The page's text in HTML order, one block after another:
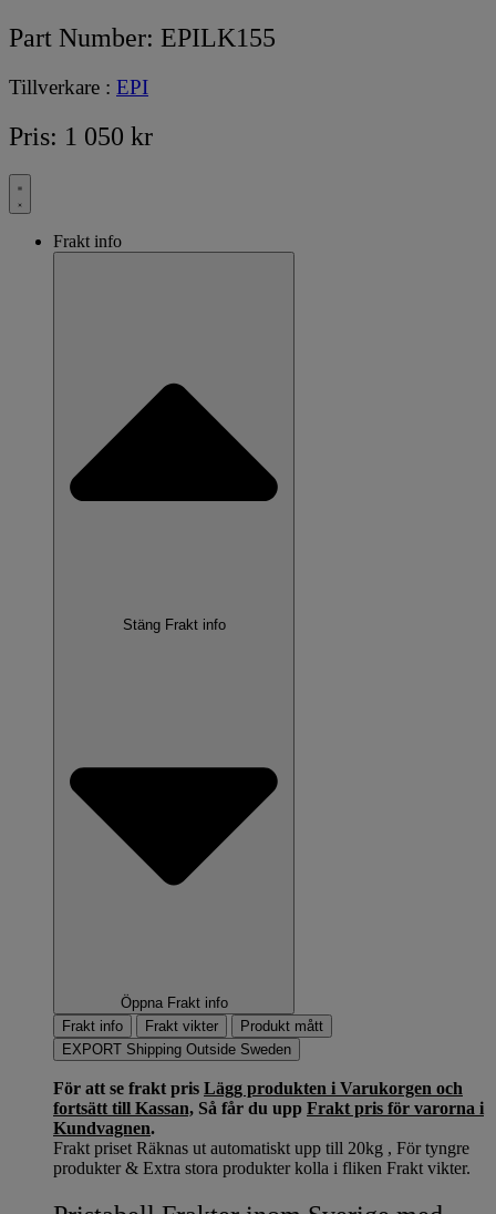
Part Number: EPILK155
Tillverkare : EPI
Pris: 1 050 kr
Frakt info
Stäng Frakt info
Öppna Frakt info
Frakt info
Frakt vikter
Produkt mått
EXPORT Shipping Outside Sweden
För att se frakt pris Lägg produkten i Varukorgen och
fortsätt till Kassan, Så får du upp Frakt pris för varorna i
Kundvagnen.
Frakt priset Räknas ut automatiskt upp till 20kg , För tyngre
produkter & Extra stora produkter kolla i fliken Frakt vikter.